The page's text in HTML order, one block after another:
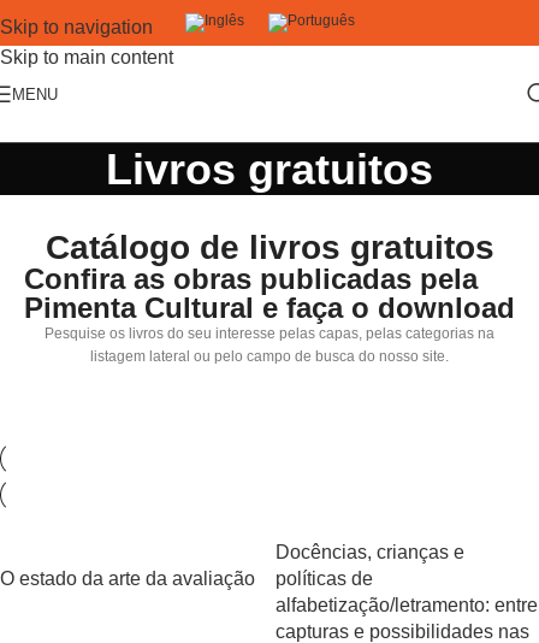
Skip to navigation
Skip to main content
MENU
Livros gratuitos
Catálogo de livros gratuitos
Confira as obras publicadas pela
Pimenta Cultural e faça o download
Pesquise os livros do seu interesse pelas capas, pelas categorias na
listagem lateral ou pelo campo de busca do nosso site.
O estado da arte da avaliação
Docências, crianças e
políticas de
alfabetização/letramento: entre
capturas e possibilidades nas